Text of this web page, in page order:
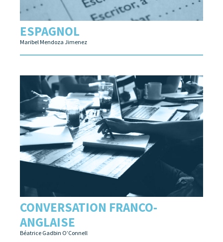
ESPAGNOL
Maribel Mendoza Jimenez
CONVERSATION FRANCO-
ANGLAISE
Béatrice Gadbin O’Connell